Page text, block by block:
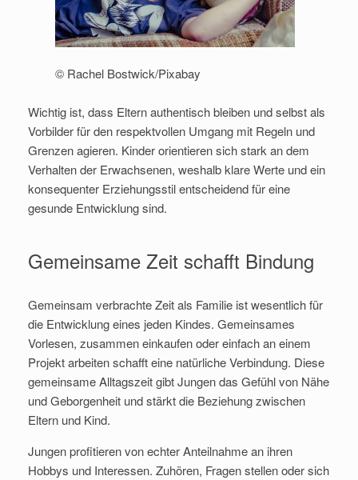
© Rachel Bostwick/Pixabay
Wichtig ist, dass Eltern authentisch bleiben und selbst als
Vorbilder für den respektvollen Umgang mit Regeln und
Grenzen agieren. Kinder orientieren sich stark an dem
Verhalten der Erwachsenen, weshalb klare Werte und ein
konsequenter Erziehungsstil entscheidend für eine
gesunde Entwicklung sind.
Gemeinsame Zeit schafft Bindung
Gemeinsam verbrachte Zeit als Familie ist wesentlich für
die Entwicklung eines jeden Kindes. Gemeinsames
Vorlesen, zusammen einkaufen oder einfach an einem
Projekt arbeiten schafft eine natürliche Verbindung. Diese
gemeinsame Alltagszeit gibt Jungen das Gefühl von Nähe
und Geborgenheit und stärkt die Beziehung zwischen
Eltern und Kind.
Jungen profitieren von echter Anteilnahme an ihren
Hobbys und Interessen. Zuhören, Fragen stellen oder sich